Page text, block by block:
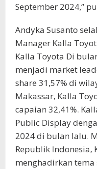
September 2024,”
Andyka Susanto
Manager Kalla
Kalla Toyota Di
menjadi market
share 31,57% di
Makassar, Kalla
capaian 32,41%.
Public Display
2024 di bulan lalu.
Republik Indonesia,
menghadirkan